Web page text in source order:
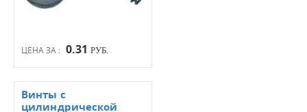
ЦЕНА ЗА : 0.31 РУБ.
Винты с
цилиндрической